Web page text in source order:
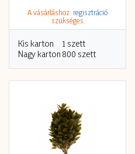
A vásárláshoz regisztráció
szükséges.
Kis karton
1 szett
Nagy karton 800 szett